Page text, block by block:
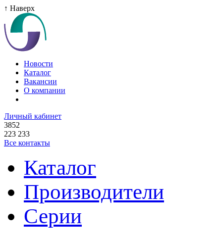
↑ Наверх
Новости
Каталог
Вакансии
О компании
Личный кабинет
3852
223 233
Все контакты
Каталог
Производители
Серии